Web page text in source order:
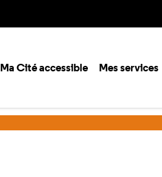
Ma Cité accessible Mes services